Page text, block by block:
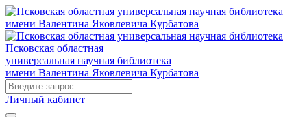
Псковская областная
универсальная научная библиотека
имени Валентина Яковлевича Курбатова
Личный кабинет